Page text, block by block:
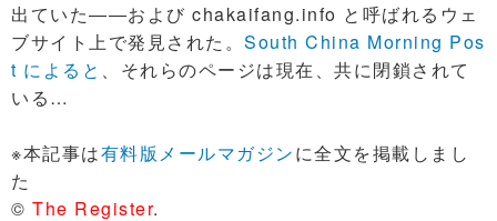
出ていた――および chakaifang.info と呼ばれるウェ
ブサイト上で発見された。 South China Morning Pos
t によると 、それらのページは現在、共に閉鎖されて
いる…
※本記事は有料版メールマガジンに全文を掲載しまし
た
© The Register.